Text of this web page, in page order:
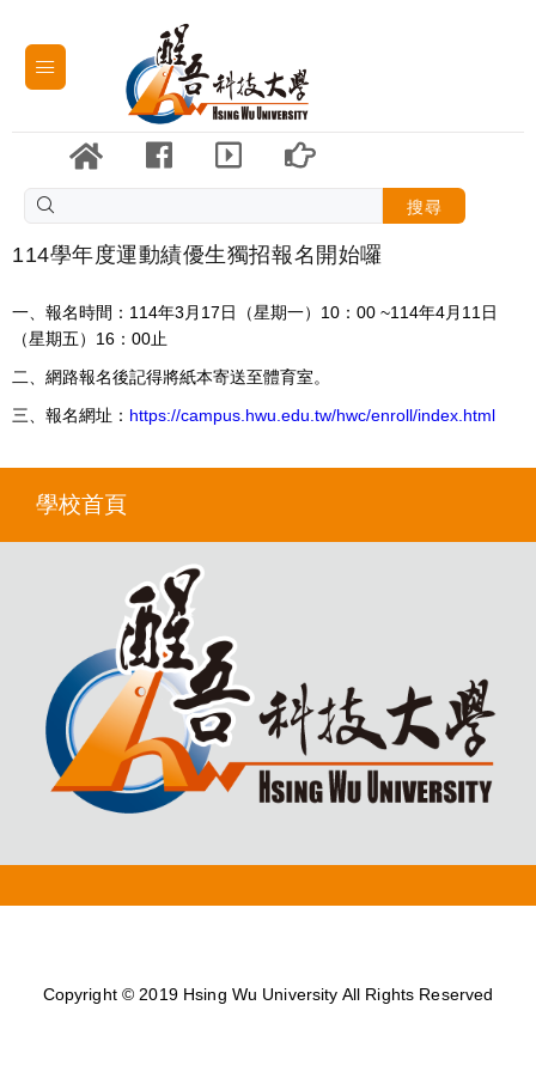
搜尋
114學年度運動績優生獨招報名開始囉
一、報名時間：114年3月17日（星期一）10：00 ~114年4月11日
（星期五）16：00止
二、網路報名後記得將紙本寄送至體育室。
三、報名網址： https://campus.hwu.edu.tw/hwc/enroll/index.html
學校首頁
Copyright © 2019 Hsing Wu University All Rights Reserved